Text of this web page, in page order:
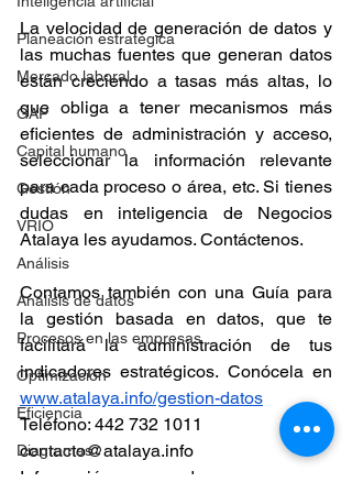
Planeación estratégica
Mercado laboral
GAP
Capital humano
Gestión
VRIO
Análisis
Análisis de datos
Procesos en las empresas
Optimización
Eficiencia
Diagramas
La velocidad de generación de datos y
las muchas fuentes que generan datos
están creciendo a tasas más altas, lo
que obliga a tener mecanismos más
eficientes de administración y acceso,
seleccionar la información relevante
para cada proceso o área, etc. Si tienes
dudas en inteligencia de Negocios
Atalaya les ayudamos. Contáctenos.
Contamos también con una Guía para
la gestión basada en datos, que te
facilitará la administración de tus
www.atalaya.info/gestion-datos
Teléfono: 442 732 1011
contacto@atalaya.info
Información recuperada